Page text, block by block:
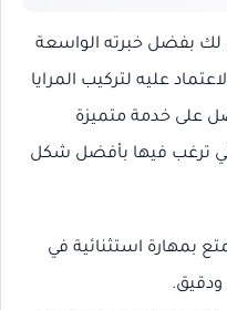
لك بفضل خبرته الواسعة
عليه لتركيب المرايا
على خدمة متميزة
ترغب فيها بأفضل شكل
بمهارة استثنائية في
ودقيق.